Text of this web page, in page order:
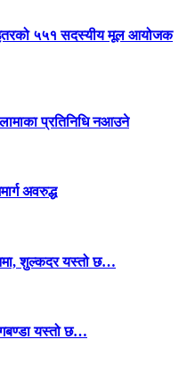
इतरको ५५१ सदस्यीय मूल आयोजक
प्रतिनिधि नआउने
अवरुद्ध
शुल्कदर यस्तो छ…
यस्तो छ…